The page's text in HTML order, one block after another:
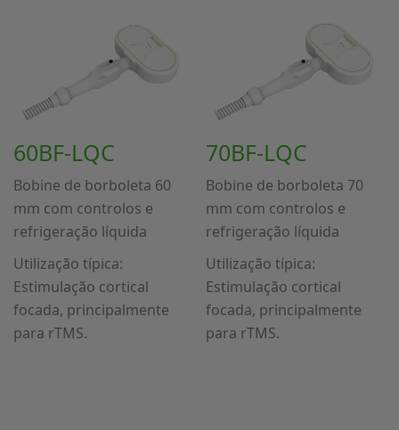
60BF-LQC
Bobine de borboleta 60
mm com controlos e
refrigeração líquida
Utilização típica:
Estimulação cortical
focada, principalmente
para rTMS.
70BF-LQC
Bobine de borboleta 70
mm com controlos e
refrigeração líquida
Utilização típica:
Estimulação cortical
focada, principalmente
para rTMS.